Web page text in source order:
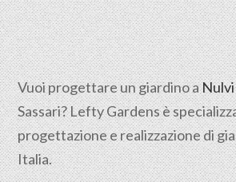
Vuoi progettare un giardino aNulvi
Sassari? Lefty Gardens è
progettazione e realizzazione di
Italia.